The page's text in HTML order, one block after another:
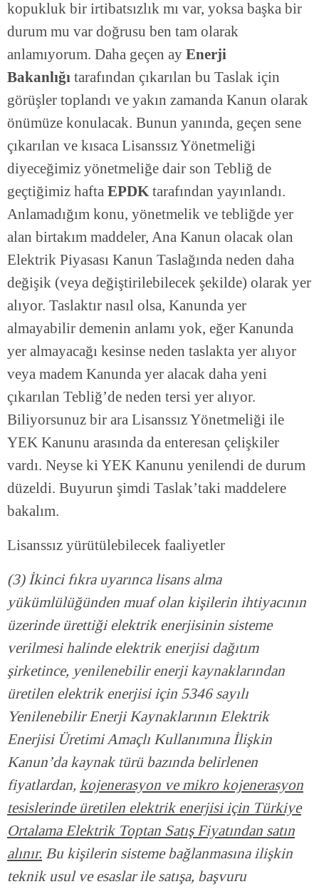
kopukluk bir irtibatsızlık mı var, yoksa başka bir
durum mu var doğrusu ben tam olarak
anlamıyorum. Daha geçen ay Enerji
Bakanlığı tarafından çıkarılan bu Taslak için
görüşler toplandı ve yakın zamanda Kanun olarak
önümüze konulacak. Bunun yanında, geçen sene
çıkarılan ve kısaca Lisanssız Yönetmeliği
diyeceğimiz yönetmeliğe dair son Tebliğ de
geçtiğimiz hafta EPDK tarafından yayınlandı.
Anlamadığım konu, yönetmelik ve tebliğde yer
alan birtakım maddeler, Ana Kanun olacak olan
Elektrik Piyasası Kanun Taslağında neden daha
değişik (veya değiştirilebilecek şekilde) olarak yer
alıyor. Taslaktır nasıl olsa, Kanunda yer
almayabilir demenin anlamı yok, eğer Kanunda
yer almayacağı kesinse neden taslakta yer alıyor
veya madem Kanunda yer alacak daha yeni
çıkarılan Tebliğ’de neden tersi yer alıyor.
Biliyorsunuz bir ara Lisanssız Yönetmeliği ile
YEK Kanunu arasında da enteresan çelişkiler
vardı. Neyse ki YEK Kanunu yenilendi de durum
düzeldi. Buyurun şimdi Taslak’taki maddelere
bakalım.
Lisanssız yürütülebilecek faaliyetler
(3) İkinci fıkra uyarınca lisans alma
yükümlülüğünden muaf olan kişilerin ihtiyacının
üzerinde ürettiği elektrik enerjisinin sisteme
verilmesi halinde elektrik enerjisi dağıtım
şirketince, yenilenebilir enerji kaynaklarından
üretilen elektrik enerjisi için 5346 sayılı
Yenilenebilir Enerji Kaynaklarının Elektrik
Enerjisi Üretimi Amaçlı Kullanımına İlişkin
Kanun’da kaynak türü bazında belirlenen
fiyatlardan, kojenerasyon ve mikro kojenerasyon
tesislerinde üretilen elektrik enerjisi için Türkiye
Ortalama Elektrik Toptan Satış Fiyatından satın
alınır. Bu kişilerin sisteme bağlanmasına ilişkin
teknik usul ve esaslar ile satışa, başvuru